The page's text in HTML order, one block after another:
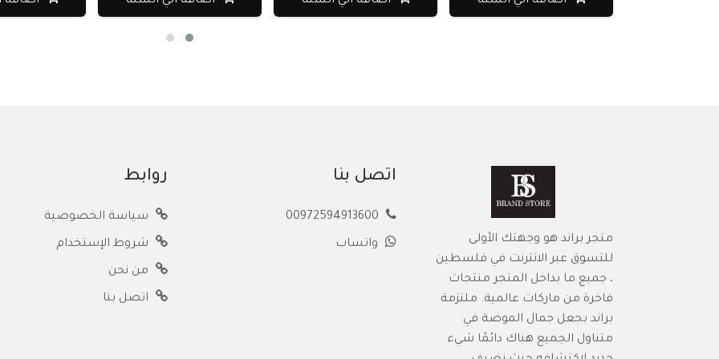
متجر براند هو وجهتك الأولى
للتسوق عبر الانترنت في فلسطين
، جميع ما بداخل المتجر منتجات
فاخرة من ماركات عالمية. ملتزمة
براند بجعل جمال الموضة في
متناول الجميع هناك دائمًا شيء
اتصل بنا
واتساب
روابط
سياسة الخصوصية
شروط الإستخدام
من نحن
اتصل بنا